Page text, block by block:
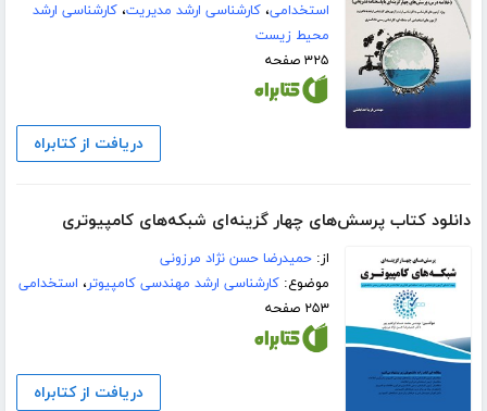
استخدامی،کارشناسی ارشد مدیریت،کارشناسی ارشد
محیط زیست
۳۲۵ صفحه
دریافت از کتابراه
دانلود کتاب پرسش‌های چهار گزینه‌ای شبکه‌های کامپیوتری
از:حمیدرضا حسن نژاد مرزونی
موضوع:کارشناسی ارشد مهندسی کامپیوتر، استخدامی
۲۵۳ صفحه
دریافت از کتابراه